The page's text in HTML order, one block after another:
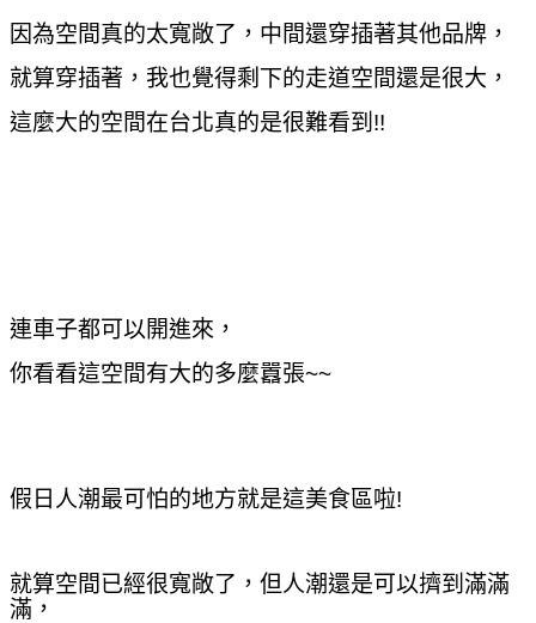
因為空間真的太寬敞了，中間還穿插著其他品牌，
就算穿插著，我也覺得剩下的走道空間還是很大，
這麼大的空間在台北真的是很難看到!!
連車子都可以開進來，
你看看這空間有大的多麼囂張~~
假日人潮最可怕的地方就是這美食區啦!
就算空間已經很寬敞了，但人潮還是可以擠到滿滿
滿，